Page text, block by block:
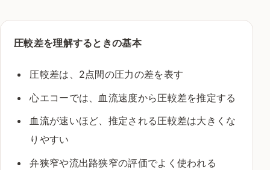
圧較差を理解するときの基本
圧較差は、2点間の圧力の差を表す
心エコーでは、血流速度から圧較差を推定する
血流が速いほど、推定される圧較差は大きくな
りやすい
弁狭窄や流出路狭窄の評価でよく使われる